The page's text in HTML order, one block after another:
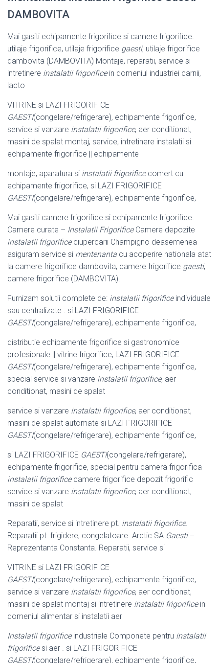
DAMBOVITA
Mai gasiti echipamente frigorifice si camere frigorifice.
utilaje frigorifice, utilaje frigorifice gaesti, utilaje frigorifice
dambovita (DAMBOVITA) Montaje, reparatii, service si
intretinere instalatii frigorificein domeniul industriei carnii,
lacto
VITRINE si LAZI FRIGORIFICE
GAESTI(congelare/refrigerare), echipamente frigorifice,
service si vanzare instalatii frigorifice, aer conditionat,
masini de spalat montaj, service, intretinere instalatii si
echipamente frigorifice || echipamente
montaje, aparatura si instalatii frigorificecomert cu
echipamente frigorifice, si LAZI FRIGORIFICE
GAESTI(congelare/refrigerare), echipamente frigorifice,
Mai gasiti camere frigorifice si echipamente frigorifice.
Camere curate – Instalatii FrigorificeCamere depozite
instalatii frigorificeciupercarii Champigno deasemenea
asiguram service si mentenanta cu acoperire nationala atat
la camere frigorifice dambovita, camere frigorifice gaesti,
camere frigorifice (DAMBOVITA).
Furnizam solutii complete de: instalatii frigorificeindividuale
sau centralizate . si LAZI FRIGORIFICE
GAESTI(congelare/refrigerare), echipamente frigorifice,
distributie echipamente frigorifice si gastronomice
profesionale || vitrine frigorifice, LAZI FRIGORIFICE
GAESTI(congelare/refrigerare), echipamente frigorifice,
special service si vanzare instalatii frigorifice, aer
conditionat, masini de spalat
service si vanzare instalatii frigorifice, aer conditionat,
masini de spalat automate si LAZI FRIGORIFICE
GAESTI(congelare/refrigerare), echipamente frigorifice,
si LAZI FRIGORIFICE GAESTI(congelare/refrigerare),
echipamente frigorifice, special pentru camera frigorifica
instalatii frigorificecamere frigorifice depozit frigorific
service si vanzare instalatii frigorifice, aer conditionat,
masini de spalat
Reparatii, service si intretinere pt. instalatii frigorifice.
Reparatii pt. frigidere, congelatoare. Arctic SA Gaesti–
Reprezentanta Constanta. Reparatii, service si
VITRINE si LAZI FRIGORIFICE
GAESTI(congelare/refrigerare), echipamente frigorifice,
service si vanzare instalatii frigorifice, aer conditionat,
masini de spalat montaj si intretinere instalatii frigorificein
domeniul alimentar si instalatii aer
Instalatii frigorificeindustriale Componete pentru instalatii
frigorificesi aer . si LAZI FRIGORIFICE
GAESTI(congelare/refrigerare), echipamente frigorifice,